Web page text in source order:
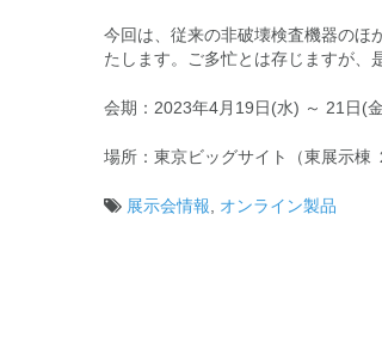
今回は、従来の非破壊検査機器のほ
たします。ご多忙とは存じますが、
会期：2023年4月19日(水) ～ 21日
場所：東京ビッグサイト（東展示棟
展示会情報 オンライン製品